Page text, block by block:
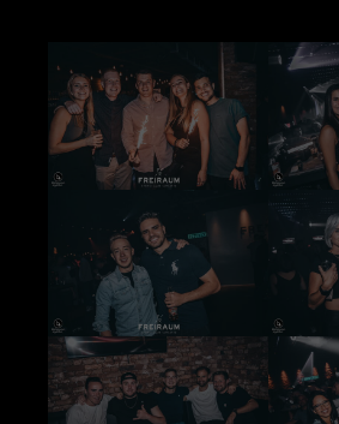
We offer support for our customers
Mon - Fri 8:00am - 5:00pm
(GMT +1)
Get in touch
Cybersteel Inc.
376-293 City Road, Suite 600
San Francisco, CA 94102
Have any questions?
+44 1234 567 890